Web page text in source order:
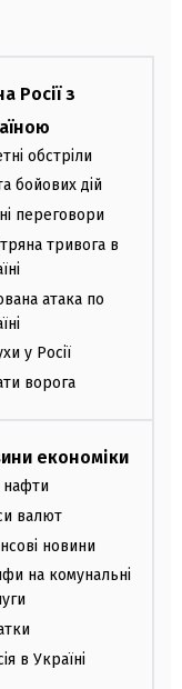
Росії з
обстріли
бойових дій
переговори
тривога в
атака по
у Росії
ворога
економіки
нафти
валют
новини
на комунальні
в Україні